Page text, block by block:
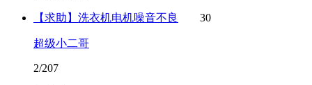
【求助】洗衣机电机噪音不良 30
超级小二哥
2/207